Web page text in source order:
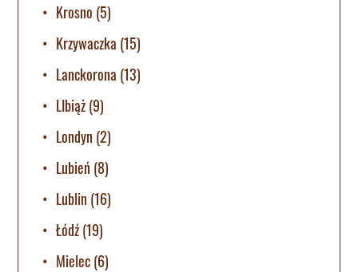
Krosno (5)
Krzywaczka (15)
Lanckorona (13)
LIbiąż(9)
Londyn (2)
Lubień (8)
Lublin (16)
Łódź(19)
Mielec(6)